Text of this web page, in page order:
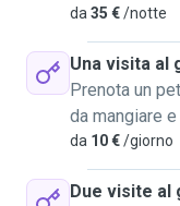
da 35 €/notte
Una visita al
Prenota un
da mangiare
da 10 €/giorno
Due visite al